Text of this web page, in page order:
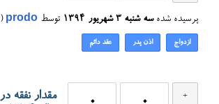
پرسیده شده سه شنبه ۳ شهریور ۱۳۹۴ توسط prodo
(
ازدواج اذن پدر عقد دائم
مقدار نفقه در